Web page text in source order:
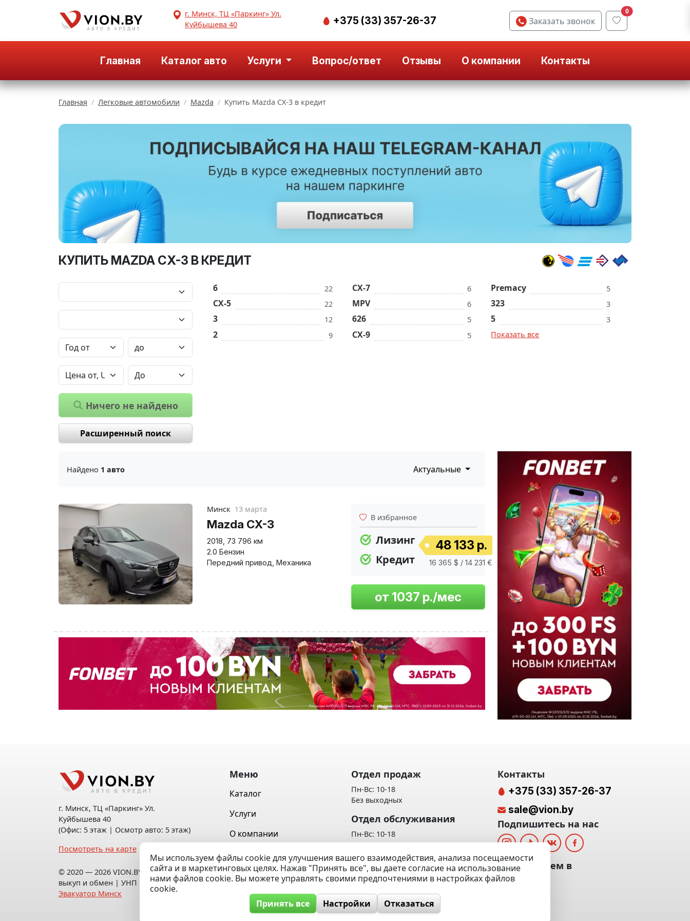
г. Минск, ТЦ «Паркинг» Ул.
Куйбышева 40
+375 (33) 357-26-37 Заказать звонок
0
Главная Каталог авто Услуги Вопрос/ответ Отзывы О компании Контакты
Главная Легковые автомобили Mazda Купить Mazda CX-3 в кредит
КУПИТЬ MAZDA CX-3 В КРЕДИТ
Ничего не найдено
Расширенный поиск
6 22
CX-5 22
3 12
2 9
CX-7 6
MPV 6
626 5
CX-9 5
Premacy 5
323 3
5
3
Показать все
Найдено 1 авто Актуальные
Минск 13 марта
Mazda CX-3
2018 73 796 км
2.0 Бензин
Передний привод Механика
В избранное
Лизинг
Кредит
48 133 р.
16 365 $ / 14 231 €
г. Минск, ТЦ «Паркинг» Ул.
Куйбышева 40
(Офис: 5 этаж | Осмотр авто: 5 этаж)
Посмотреть на карте
© 2020 — 2026 VION.BY — Продажа,
выкуп и обмен | УНП 192961100 |
Эвакуатор Минск
Меню
Каталог
Услуги
О компании
Контакты
Вопрос / Ответ
Отдел продаж
Пн-Вс: 10-18
Без выходных
Отдел обслуживания
Пн-Вс: 10-18
Без выходных
Политика обработки персональных
данных
Мы используем файлы cookie для улучшения вашего взаимодействия, анализа посещаемости
сайта и в маркетинговых целях. Нажав "Принять все", вы даете согласие на использование
нами файлов cookie. Вы можете управлять своими предпочтениями в настройках файлов
cookie.
Принять все
Настройки Отказаться
Контакты
+375 (33) 357-26-37
sale@vion.by
Подпишитесь на нас
Мы отвечаем в